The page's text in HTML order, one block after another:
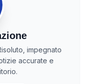
impegnato
accurate e